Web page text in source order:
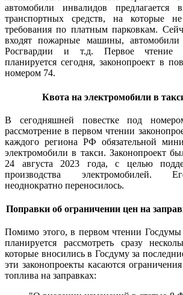
автомобили инвалидов предлагается
транспортных средств, на которые не
требования по платным парковкам.
входят пожарные машины,
Росгвардии и т.д. Первое чтение
планируется сегодня, законопроект в
номером 74.
Квота на электромобили в
В сегодняшней повестке под
рассмотрение в первом чтении
каждого региона РФ обязательной
электромобили в такси. Законопроект
24 августа 2023 года, с целью
производства электромобилей.
неоднократно переносилось.
Поправки об ограничении цен на
Помимо этого, в первом чтении Госдумы
планируется рассмотреть сразу
которые вносились в Госдуму за
эти законопроекты касаются
топлива на заправках: